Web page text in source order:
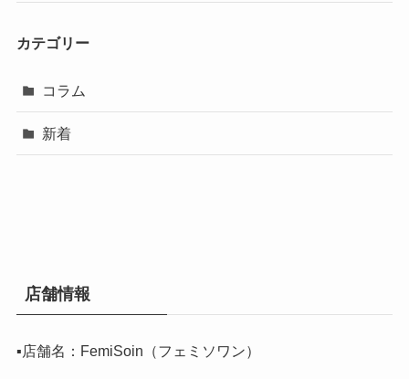
カテゴリー
コラム
新着
店舗情報
▪️店舗名：FemiSoin（フェミソワン）